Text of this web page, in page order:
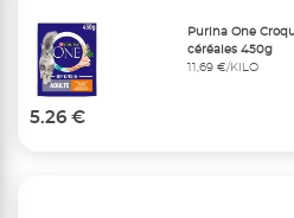
Purina One
céréales 450g
11,69 €/KILO
5.26 €